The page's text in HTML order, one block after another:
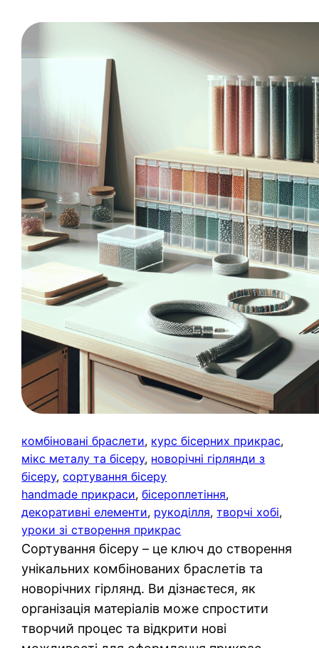
комбіновані браслети, курс бісерних прикрас
мікс металу та бісеру, новорічні гірлянди з
бісеру, сортування бісеру
handmade прикраси, бісероплетіння
декоративні елементи, рукоділля, творчі хобі
уроки зі створення прикрас
Сортування бісеру – це ключ до створення
унікальних комбінованих браслетів та
новорічних гірлянд. Ви дізнаєтеся, як
організація матеріалів може спростити
творчий процес та відкрити нові